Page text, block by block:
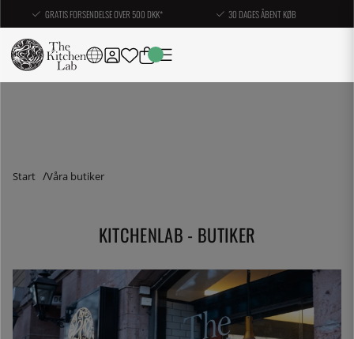
GRATIS FORSENDELSE OVER 500 DKK* 30 DAGES ÅBENT KØB
Start Våra butiker
KITCHENLAB - BUTIKER